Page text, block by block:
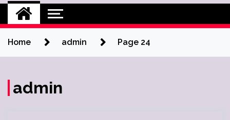
Home admin Page 24
admin